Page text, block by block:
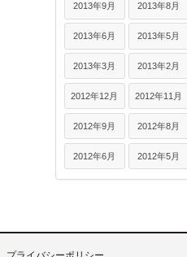
2013年9月 2013年8月
2013年6月 2013年5月
2013年3月 2013年2月
2012年12月 2012年11月
2012年9月 2012年8月
2012年6月 2012年5月